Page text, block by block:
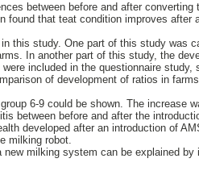
between before and after
found that teat condition improves after
this study. One part of this study was
In another part of this study, the
included in the questionnaire
of development of ratios in
6-9 could be shown. The increase
between before and after the
developed after an introduction of
milking robot.
milking system can be explained